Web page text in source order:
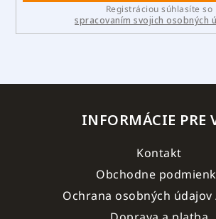
spracovaním svojich osobných
INFORMÁCIE PRE
Kontakt
Obchodne
Ochrana osobných údajov